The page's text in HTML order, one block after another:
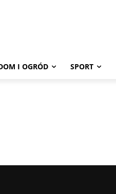
I OGRÓD SPORT